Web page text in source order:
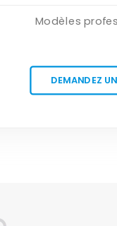
Modèles
DEMANDEZ